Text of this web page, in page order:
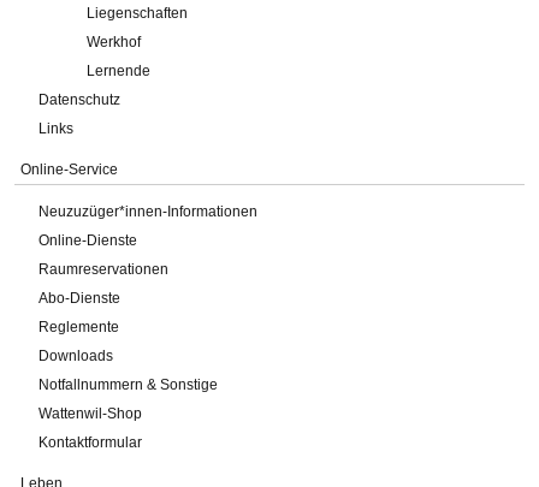
Liegenschaften
Werkhof
Lernende
Datenschutz
Links
Online-Service
Neuzuzüger*innen-Informationen
Online-Dienste
Raumreservationen
Abo-Dienste
Reglemente
Downloads
Notfallnummern & Sonstige
Wattenwil-Shop
Kontaktformular
Leben